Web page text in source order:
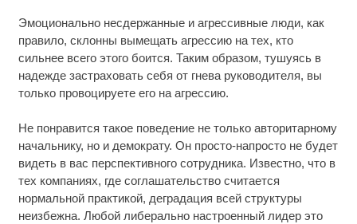
Эмоционально несдержанные и агрессивные люди, как
правило, склонны вымещать агрессию на тех, кто
сильнее всего этого боится. Таким образом, тушуясь в
надежде застраховать себя от гнева руководителя, вы
только провоцируете его на агрессию.
Не понравится такое поведение не только авторитарному
начальнику, но и демократу. Он просто-напросто не будет
видеть в вас перспективного сотрудника. Известно, что в
тех компаниях, где соглашательство считается
нормальной практикой, деградация всей структуры
неизбежна. Любой либерально настроенный лидер это